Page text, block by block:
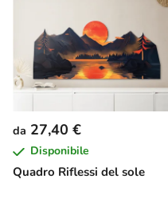
Quadro Riflessi del sole
da 27,40 €
Disponibile